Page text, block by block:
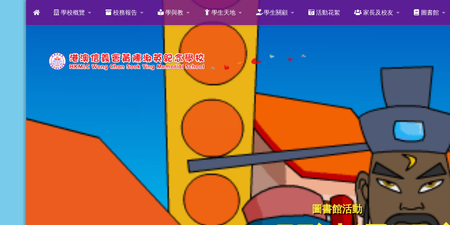
Skip to content
學校概覽 校務報告 學與教 學生天地 學生關顧 活動花絮 家長及校友 圖書館
圖書館活動